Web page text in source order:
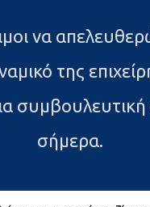
να
της
συμβουλευτική
σήμερα.